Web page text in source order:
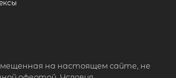
на настоящем сайте, не